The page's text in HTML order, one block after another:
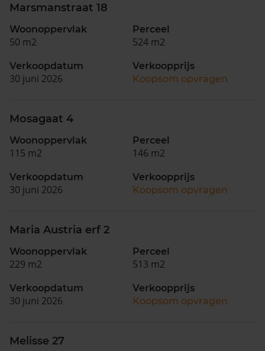
Marsmanstraat 18
Woonoppervlak
50 m2
Perceel
524 m2
Verkoopdatum
30 juni 2026
Verkoopprijs
Koopsom opvragen
Mosagaat 4
Woonoppervlak
115 m2
Perceel
146 m2
Verkoopdatum
30 juni 2026
Verkoopprijs
Koopsom opvragen
Maria Austria erf 2
Woonoppervlak
229 m2
Perceel
513 m2
Verkoopdatum
30 juni 2026
Verkoopprijs
Koopsom opvragen
Melisse 27